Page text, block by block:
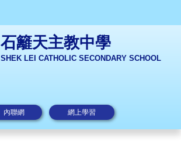
石籬天主教中學
SHEK LEI CATHOLIC SECONDARY SCHOOL
內聯網 網上學習